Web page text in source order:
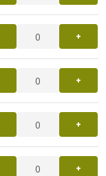
+
+
+
+